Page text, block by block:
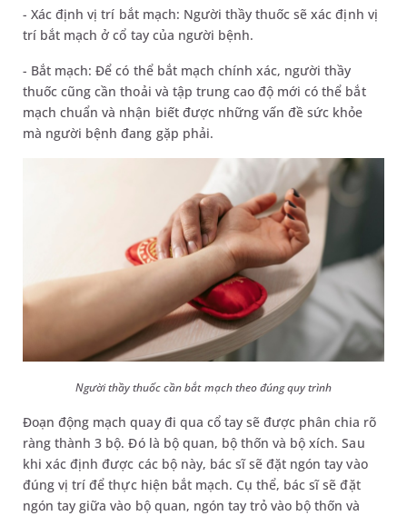
- Xác định vị trí bắt mạch: Người thầy thuốc sẽ xác định vị
trí bắt mạch ở cổ tay của người bệnh.
- Bắt mạch: Để có thể bắt mạch chính xác, người thầy
thuốc cũng cần thoải và tập trung cao độ mới có thể bắt
mạch chuẩn và nhận biết được những vấn đề sức khỏe
mà người bệnh đang gặp phải.
Người thầy thuốc cần bắt mạch theo đúng quy trình
Đoạn động mạch quay đi qua cổ tay sẽ được phân chia rõ
ràng thành 3 bộ. Đó là bộ quan, bộ thốn và bộ xích. Sau
khi xác định được các bộ này, bác sĩ sẽ đặt ngón tay vào
đúng vị trí để thực hiện bắt mạch. Cụ thể, bác sĩ sẽ đặt
ngón tay giữa vào bộ quan, ngón tay trỏ vào bộ thốn và